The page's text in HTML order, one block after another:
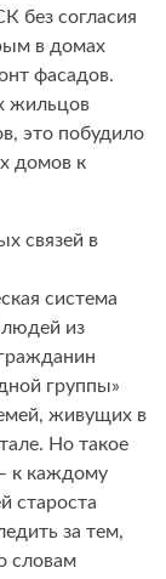
без согласия
в домах
фасадов.
жильцов
это побудило
домов к
связей в
система
людей из
группы»
живущих в
Но такое
к каждому
староста
за тем,
словам